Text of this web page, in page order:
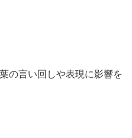
の言い回しや表現に影響を